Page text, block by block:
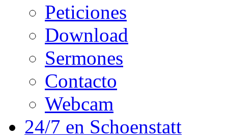
Peticiones
Download
Sermones
Contacto
Webcam
24/7 en Schoenstatt